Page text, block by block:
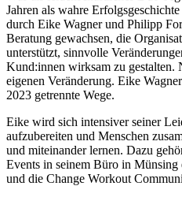
Jahren als wahre
durch Eike Wagner und Philipp
Beratung gewachsen, die
unterstützt, sinnvolle
Kund:innen wirksam zu gestalten.
eigenen Veränderung. Eike
2023 getrennte Wege.
Eike wird sich intensiver seiner
aufzubereiten und Menschen
und miteinander lernen. Dazu
Events in seinem Büro in
und die Change Workout